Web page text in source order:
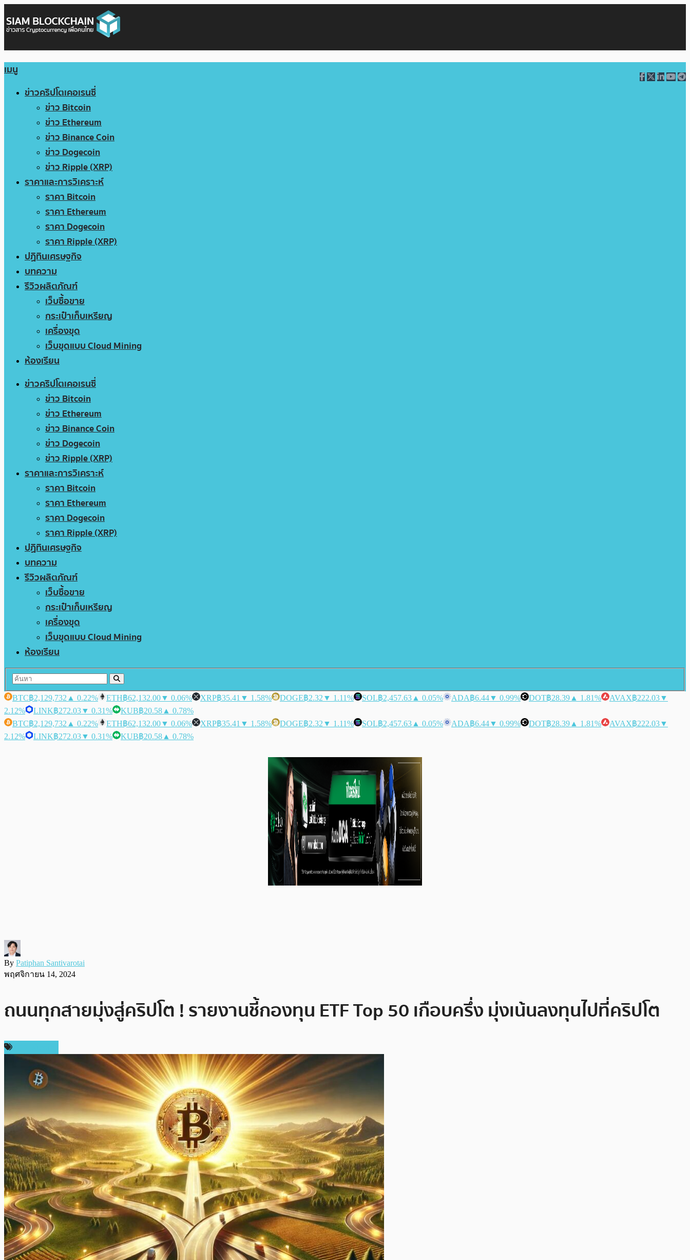
เมนู
ข่าวคริปโตเคอเรนซี่
ข่าว Bitcoin
ข่าว Ethereum
ข่าว Binance Coin
ข่าว Dogecoin
ข่าว Ripple (XRP)
ราคาและการวิเคราะห์
ราคา Bitcoin
ราคา Ethereum
ราคา Dogecoin
ราคา Ripple (XRP)
ปฏิทินเศรษฐกิจ
บทความ
รีวิวผลิตภัณฑ์
เว็บซื้อขาย
กระเป๋าเก็บเหรียญ
เครื่องขุด
เว็บขุดแบบ Cloud Mining
ห้องเรียน
ข่าวคริปโตเคอเรนซี่
ข่าว Bitcoin
ข่าว Ethereum
ข่าว Binance Coin
ข่าว Dogecoin
ข่าว Ripple (XRP)
ราคาและการวิเคราะห์
ราคา Bitcoin
ราคา Ethereum
ราคา Dogecoin
ราคา Ripple (XRP)
ปฏิทินเศรษฐกิจ
บทความ
รีวิวผลิตภัณฑ์
เว็บซื้อขาย
กระเป๋าเก็บเหรียญ
เครื่องขุด
เว็บขุดแบบ Cloud Mining
ห้องเรียน
BTC฿2,129,732 ▲ 0.22% ETH฿62,132.00▼ 0.06% XRP฿35.41 ▼ 1.58% DOGE฿2.32 ▼ 1.11% SOL฿2,457.63 ▲ 0.05% ADA฿6.44▼ 0.99% DOT฿28.39 ▲ 1.81% AVAX฿222.03▼
2.12%
LINK฿272.03▼ 0.31% KUB฿20.58 ▲ 0.78%
BTC฿2,129,732 ▲ 0.22% ETH฿62,132.00▼ 0.06% XRP฿35.41 ▼ 1.58% DOGE฿2.32 ▼ 1.11% SOL฿2,457.63 ▲ 0.05% ADA฿6.44▼ 0.99% DOT฿28.39 ▲ 1.81% AVAX฿222.03▼
2.12%
LINK฿272.03▼ 0.31% KUB฿20.58 ▲ 0.78%
By Patiphan Santivarotai
พฤศจิกายน 14, 2024
ถนนทุกสายมุ่งสู่คริปโต ! รายงานชี้กองทุน ETF Top 50 เกือบครึ่ง มุ่งเน้นลงทุนไปที่คริปโต